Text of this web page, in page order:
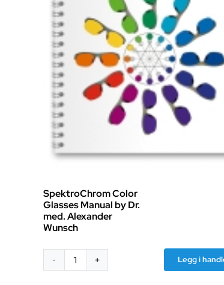
SpektroChrom Color
Glasses Manual by Dr.
med. Alexander
Wunsch
SpektroChrom
Legg i